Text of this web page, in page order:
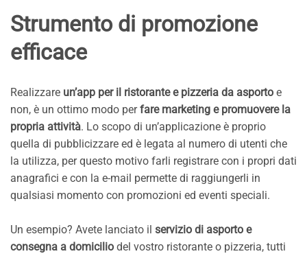
Strumento di promozione
efficace
Realizzare un’app per il ristorante e pizzeria da asporto e
non, è un ottimo modo perfare marketing e promuovere la
propria attività. Lo scopo di un’applicazione è proprio
quella di pubblicizzare ed è legata al numero di utenti che
la utilizza, per questo motivo farli registrare con i propri dati
anagrafici e con la e-mail permette di raggiungerli in
qualsiasi momento con promozioni ed eventi speciali.
Un esempio? Avete lanciato il servizio di asporto e
consegna a domicilio del vostro ristorante o pizzeria, tutti